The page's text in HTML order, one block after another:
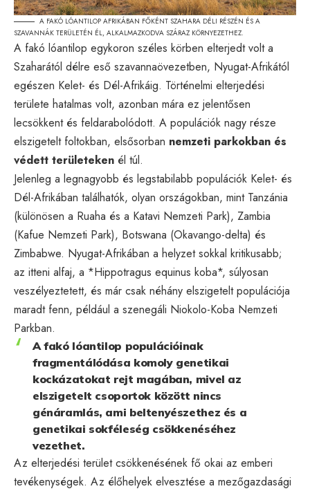
A FAKÓ LÓANTILOP AFRIKÁBAN FŐKÉNT SZAHARA DÉLI RÉSZÉN ÉS A
SZAVANNÁK TERÜLETÉN ÉL, ALKALMAZKODVA SZÁRAZ KÖRNYEZETHEZ.
A fakó lóantilop egykoron széles körben elterjedt volt a
Szaharától délre eső szavannaövezetben, Nyugat-Afrikától
egészen Kelet- és Dél-Afrikáig. Történelmi elterjedési
területe hatalmas volt, azonban mára ez jelentősen
lecsökkent és feldarabolódott. A populációk nagy része
elszigetelt foltokban, elsősorban nemzeti parkokban és
védett területeken él túl.
Jelenleg a legnagyobb és legstabilabb populációk Kelet- és
Dél-Afrikában találhatók, olyan országokban, mint Tanzánia
(különösen a Ruaha és a Katavi Nemzeti Park), Zambia
(Kafue Nemzeti Park), Botswana (Okavango-delta) és
Zimbabwe. Nyugat-Afrikában a helyzet sokkal kritikusabb;
az itteni alfaj, a *Hippotragus equinus koba*, súlyosan
veszélyeztetett, és már csak néhány elszigetelt populációja
maradt fenn, például a szenegáli Niokolo-Koba Nemzeti
Parkban.
A fakó lóantilop populációinak
fragmentálódása komoly genetikai
kockázatokat rejt magában, mivel az
elszigetelt csoportok között nincs
génáramlás, ami beltenyészethez és a
genetikai sokféleség csökkenéséhez
vezethet.
Az elterjedési terület csökkenésének fő okai az emberi
tevékenységek. Az élőhelyek elvesztése a mezőgazdasági